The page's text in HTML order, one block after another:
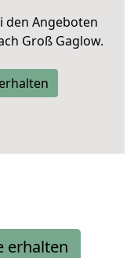
den Angeboten
Groß Gaglow.
erhalten